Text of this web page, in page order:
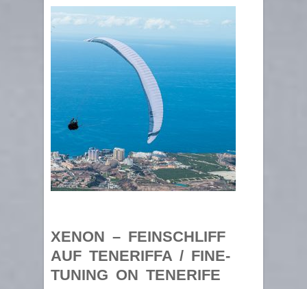
XENON – FEINSCHLIFF
AUF TENERIFFA / FINE-
TUNING ON TENERIFE